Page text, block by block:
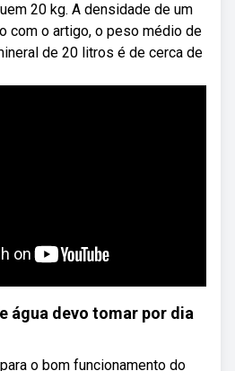
20 kg. A densidade de um
com o artigo, o peso médio de
de 20 litros é de cerca de
água devo tomar por dia
o bom funcionamento do